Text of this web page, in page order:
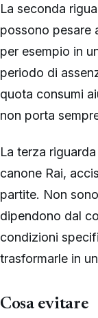
La seconda
possono pesare
per esempio in
periodo di
quota consumi
non porta
La terza
canone Rai,
partite. Non
dipendono dal
condizioni
trasformarle in
Cosa evitare